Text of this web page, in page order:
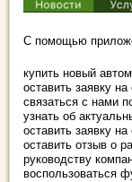
С помощью
купить новый
оставить заявку
связаться с нами
узнать об
оставить заявку
оставить отзыв о
руководству
воспользоваться